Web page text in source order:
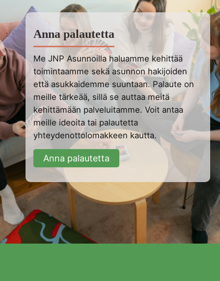
Anna palautetta
Me JNP Asunnoilla haluamme kehittää
toimintaamme sekä asunnon hakijoiden
että asukkaidemme suuntaan. Palaute on
meille tärkeää, sillä se auttaa meitä
kehittämään palveluitamme. Voit antaa
meille ideoita tai palautetta
yhteydenottolomakkeen kautta.
Anna palautetta